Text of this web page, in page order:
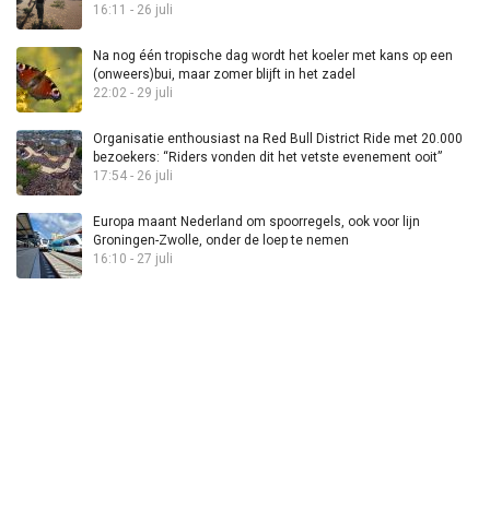
16:11 - 26 juli
Na nog één tropische dag wordt het koeler met kans op een
(onweers)bui, maar zomer blijft in het zadel
22:02 - 29 juli
Organisatie enthousiast na Red Bull District Ride met 20.000
bezoekers: “Riders vonden dit het vetste evenement ooit”
17:54 - 26 juli
Europa maant Nederland om spoorregels, ook voor lijn
Groningen-Zwolle, onder de loep te nemen
16:10 - 27 juli